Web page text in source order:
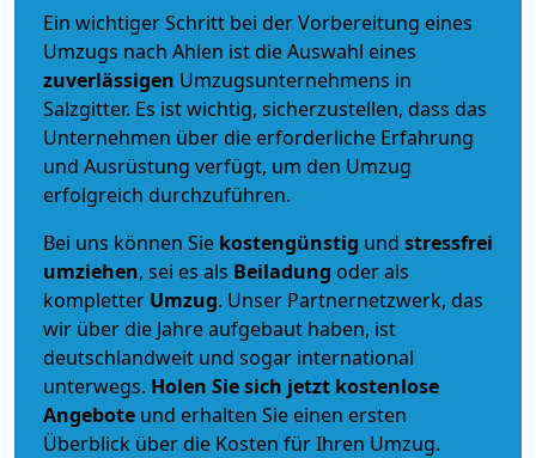
Ein wichtiger Schritt bei der Vorbereitung eines
Umzugs nach Ahlen ist die Auswahl eines
zuverlässigen Umzugsunternehmens in
Salzgitter. Es ist wichtig, sicherzustellen, dass das
Unternehmen über die erforderliche Erfahrung
und Ausrüstung verfügt, um den Umzug
erfolgreich durchzuführen.
Bei uns können Sie kostengünstig und stressfrei
umziehen, sei es als Beiladung oder als
kompletter Umzug. Unser Partnernetzwerk, das
wir über die Jahre aufgebaut haben, ist
deutschlandweit und sogar international
unterwegs. Holen Sie sich jetzt kostenlose
Angebote und erhalten Sie einen ersten
Überblick über die Kosten für Ihren Umzug.